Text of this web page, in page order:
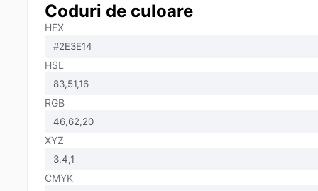
Coduri de culoare
HEX
HSL
RGB
XYZ
CMYK